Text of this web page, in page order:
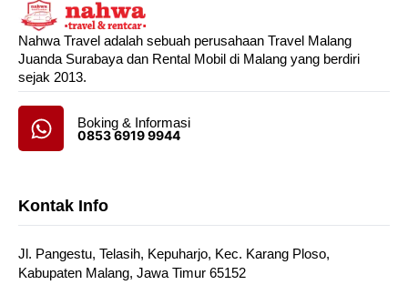
Nahwa Travel adalah sebuah perusahaan Travel Malang
Juanda Surabaya dan Rental Mobil di Malang yang berdiri
sejak 2013.
Boking & Informasi
0853 6919 9944
Kontak Info
Jl. Pangestu, Telasih, Kepuharjo, Kec. Karang Ploso,
Kabupaten Malang, Jawa Timur 65152